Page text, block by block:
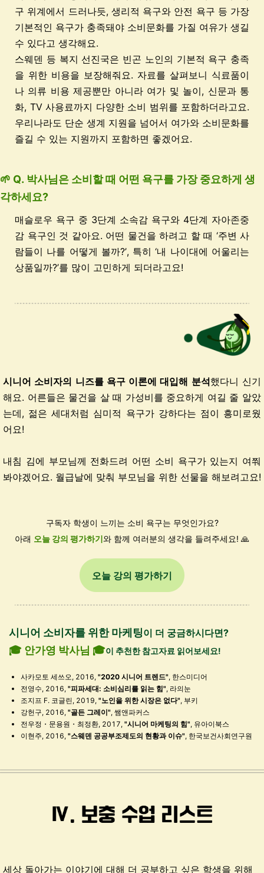
구 위계에서 드러나듯, 생리적 욕구와 안전 욕구 등 가장
기본적인 욕구가 충족돼야 소비문화를 가질 여유가 생길
수 있다고 생각해요.
스웨덴 등 복지 선진국은 빈곤 노인의 기본적 욕구 충족
을 위한 비용을 보장해줘요. 자료를 살펴보니 식료품이
나 의류 비용 제공뿐만 아니라 여가 및 놀이, 신문과 통
화, TV 사용료까지 다양한 소비 범위를 포함하더라고요.
우리나라도 단순 생계 지원을 넘어서 여가와 소비문화를
즐길 수 있는 지원까지 포함하면 좋겠어요.
🌱 Q. 박사님은 소비할 때 어떤 욕구를 가장 중요하게 생
각하세요?
매슬로우 욕구 중 3단계 소속감 욕구와 4단계 자아존중
감 욕구인 것 같아요. 어떤 물건을 하려고 할 때 ‘주변 사
람들이 나를 어떻게 볼까?’, 특히 ‘내 나이대에 어울리는
상품일까?’를 많이 고민하게 되더라고요!
시니어 소비자의 니즈를 욕구 이론에 대입해 분석했다니 신기
해요. 어른들은 물건을 살 때 가성비를 중요하게 여길 줄 알았
는데, 젊은 세대처럼 심미적 욕구가 강하다는 점이 흥미로웠
어요!
내침 김에 부모님께 전화드려 어떤 소비 욕구가 있는지 여쭤
봐야겠어요. 월급날에 맞춰 부모님을 위한 선물을 해보려고요!
구독자 학생이 느끼는 소비 욕구는 무엇인가요?
아래 오늘 강의 평가하기와 함께 여러분의 생각을 들려주세요! 🙏
오늘 강의 평가하기
시니어 소비자를 위한 마케팅이 더 궁금하시다면?
🎓 안가영 박사님 🎓이 추천한 참고자료 읽어보세요!
사카모토 세쓰오, 2016, "2020 시니어 트렌드", 한스미디어
전영수, 2016, "피파세대: 소비심리를 읽는 힘", 라의눈
조지프 F. 코글린, 2019, "노인을 위한 시장은 없다", 부키
강헌구, 2016, "골든 그레이", 쌤앤파커스
전우정・문용원・최정환, 2017, "시니어 마케팅의 힘", 유아이북스
이현주, 2016, "스웨덴 공공부조제도의 현황과 이슈", 한국보건사회연구원
세상 돌아가는 이야기에 대해 더 공부하고 싶은 학생을 위해